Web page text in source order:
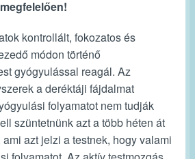
kontrollált, fokozatos és
módon történő
gyógyulással reagál. Az
a deréktáji fájdalmat
folyamatot nem tudják
szüntetnünk azt a több héten át
azt jelzi a testnek, hogy valami